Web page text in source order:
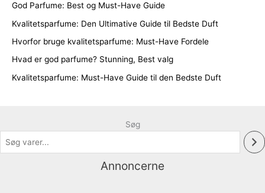
God Parfume: Best og Must-Have Guide
Kvalitetsparfume: Den Ultimative Guide til Bedste Duft
Hvorfor bruge kvalitetsparfume: Must-Have Fordele
Hvad er god parfume? Stunning, Best valg
Kvalitetsparfume: Must-Have Guide til den Bedste Duft
Søg
Annoncerne